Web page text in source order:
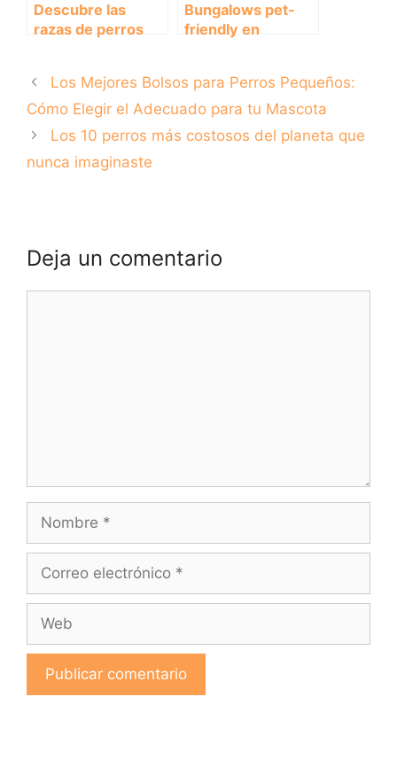
Descubre las
razas de perros
tener como
mascota
Bungalows pet-
friendly en
perfectas con tu
perro
Los Mejores Bolsos para Perros Pequeños:
Cómo Elegir el Adecuado para tu Mascota
Los 10 perros más costosos del planeta que
nunca imaginaste
Deja un comentario